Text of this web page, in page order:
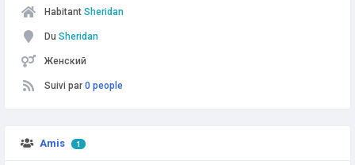
Habitant Sheridan
Du Sheridan
Женский
Suivi par 0 people
Amis 1